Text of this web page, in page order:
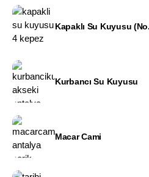
Kapaklı Su Kuyusu
Kurbancı Su Kuyusu
Macar Cami